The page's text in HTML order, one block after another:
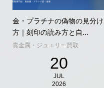
金・プラチナの偽物の見分け
方｜刻印の読み方と自...
貴金属・ジュエリー買取
20
JUL
2026